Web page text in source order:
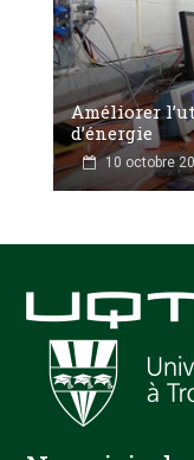
Améliorer
d’énergie
10 octobre